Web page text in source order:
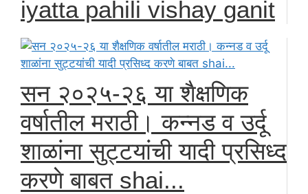
iyatta pahili vishay ganit
सन २०२५-२६ या शैक्षणिक
वर्षातील मराठी। कन्नड व उर्दू
शाळांना सुट्टयांची यादी प्रसिध्द
करणे बाबत shai...